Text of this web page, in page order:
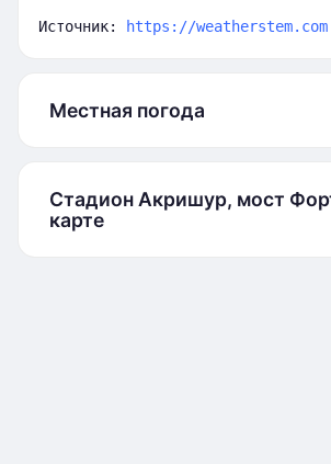
Источник: https://weatherstem.com
Местная погода
Стадион Акришур, мост
карте